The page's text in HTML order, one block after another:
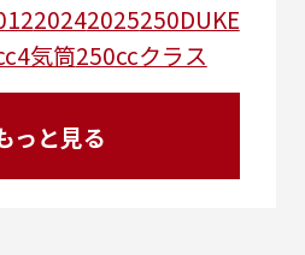
20242025250DUKE
気筒250ccクラス
ーツ250アメリカン
ャー250ｃｃツアラー
っと見る